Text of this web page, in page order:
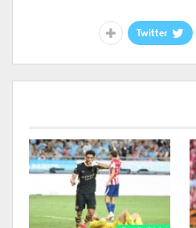
Twitter